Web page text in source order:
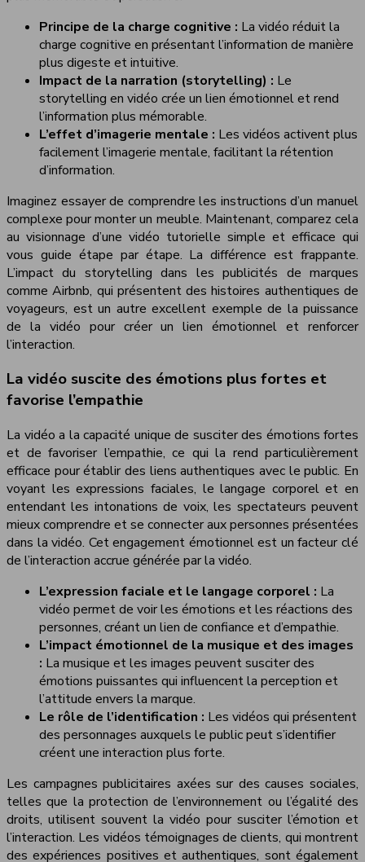
Principe de la charge cognitive : La vidéo réduit la
charge cognitive en présentant l’information de manière
plus digeste et intuitive.
Impact de la narration (storytelling) : Le
storytelling en vidéo crée un lien émotionnel et rend
l’information plus mémorable.
L’effet d’imagerie mentale : Les vidéos activent plus
facilement l’imagerie mentale, facilitant la rétention
d’information.
Imaginez essayer de comprendre les instructions d’un manuel
complexe pour monter un meuble. Maintenant, comparez cela
au visionnage d’une vidéo tutorielle simple et efficace qui
vous guide étape par étape. La différence est frappante.
L’impact du storytelling dans les publicités de marques
comme Airbnb, qui présentent des histoires authentiques de
voyageurs, est un autre excellent exemple de la puissance
de la vidéo pour créer un lien émotionnel et renforcer
l’interaction.
La vidéo suscite des émotions plus fortes et
favorise l’empathie
La vidéo a la capacité unique de susciter des émotions fortes
et de favoriser l’empathie, ce qui la rend particulièrement
efficace pour établir des liens authentiques avec le public. En
voyant les expressions faciales, le langage corporel et en
entendant les intonations de voix, les spectateurs peuvent
mieux comprendre et se connecter aux personnes présentées
dans la vidéo. Cet engagement émotionnel est un facteur clé
de l’interaction accrue générée par la vidéo.
L’expression faciale et le langage corporel : La
vidéo permet de voir les émotions et les réactions des
personnes, créant un lien de confiance et d’empathie.
L’impact émotionnel de la musique et des images
: La musique et les images peuvent susciter des
émotions puissantes qui influencent la perception et
l’attitude envers la marque.
Le rôle de l’identification : Les vidéos qui présentent
des personnages auxquels le public peut s’identifier
créent une interaction plus forte.
Les campagnes publicitaires axées sur des causes sociales,
telles que la protection de l’environnement ou l’égalité des
droits, utilisent souvent la vidéo pour susciter l’émotion et
l’interaction. Les vidéos témoignages de clients, qui montrent
des expériences positives et authentiques, sont également